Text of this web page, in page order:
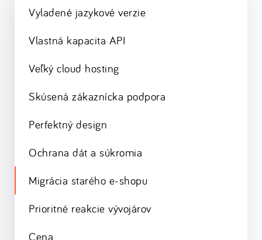
Vyladené jazykové verzie
Vlastná kapacita API
Veľký cloud hosting
Skúsená zákaznícka podpora
Perfektný design
Ochrana dát a súkromia
Migrácia starého e-shopu
Prioritné reakcie vývojárov
Cena